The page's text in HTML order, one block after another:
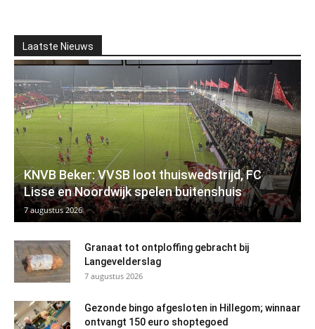
Laatste Nieuws
KNVB Beker: VVSB loot thuiswedstrijd, FC
Lisse en Noordwijk spelen buitenshuis
7 augustus 2026
Granaat tot ontploffing gebracht bij
Langevelderslag
7 augustus 2026
Gezonde bingo afgesloten in Hillegom; winnaar
ontvangt 150 euro shoptegoed